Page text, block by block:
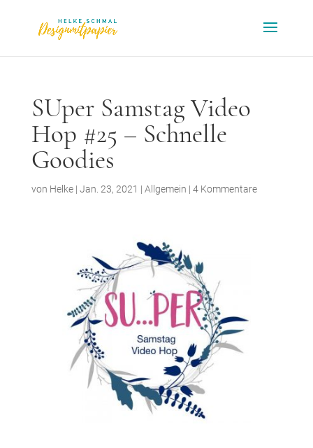
SUper Samstag Video
Hop #25 – Schnelle
Goodies
von Helke| Jan. 23, 2021 | Allgemein | 4 Kommentare